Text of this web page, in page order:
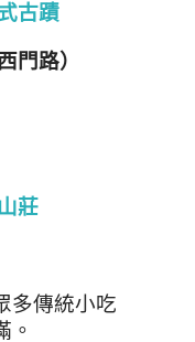
古蹟
門路）
莊
多傳統小吃
。